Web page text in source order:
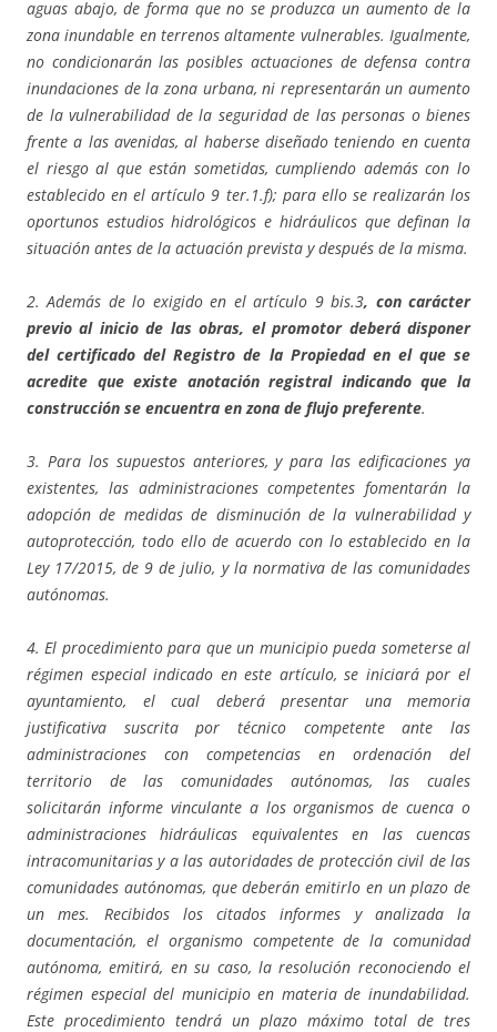
aguas abajo, de forma que no se produzca un aumento de la
zona inundable en terrenos altamente vulnerables. Igualmente,
no condicionarán las posibles actuaciones de defensa contra
inundaciones de la zona urbana, ni representarán un aumento
de la vulnerabilidad de la seguridad de las personas o bienes
frente a las avenidas, al haberse diseñado teniendo en cuenta
el riesgo al que están sometidas, cumpliendo además con lo
establecido en el artículo 9 ter.1.f); para ello se realizarán los
oportunos estudios hidrológicos e hidráulicos que definan la
situación antes de la actuación prevista y después de la misma.
2. Además de lo exigido en el artículo 9 bis.3, con carácter
previo al inicio de las obras, el promotor deberá disponer
del certificado del Registro de la Propiedad en el que se
acredite que existe anotación registral indicando que la
construcción se encuentra en zona de flujo preferente.
3. Para los supuestos anteriores, y para las edificaciones ya
existentes, las administraciones competentes fomentarán la
adopción de medidas de disminución de la vulnerabilidad y
autoprotección, todo ello de acuerdo con lo establecido en la
Ley 17/2015, de 9 de julio, y la normativa de las comunidades
autónomas.
4. El procedimiento para que un municipio pueda someterse al
régimen especial indicado en este artículo, se iniciará por el
ayuntamiento, el cual deberá presentar una memoria
justificativa suscrita por técnico competente ante las
administraciones con competencias en ordenación del
territorio de las comunidades autónomas, las cuales
solicitarán informe vinculante a los organismos de cuenca o
administraciones hidráulicas equivalentes en las cuencas
intracomunitarias y a las autoridades de protección civil de las
comunidades autónomas, que deberán emitirlo en un plazo de
un mes. Recibidos los citados informes y analizada la
documentación, el organismo competente de la comunidad
autónoma, emitirá, en su caso, la resolución reconociendo el
régimen especial del municipio en materia de inundabilidad.
Este procedimiento tendrá un plazo máximo total de tres